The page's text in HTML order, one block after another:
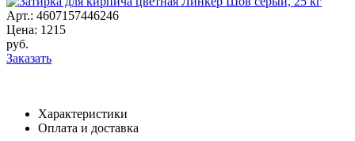
Арт.: 4607157446246
Цена: 1215
руб.
Заказать
Характеристики
Оплата и доставка